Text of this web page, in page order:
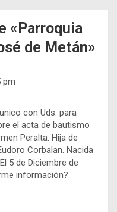
« Parroquia
de Metán»
pm
con Uds. para
el acta de bautismo
Peralta. Hija de
Corbalan. Nacida
5 de Diciembre de
información?